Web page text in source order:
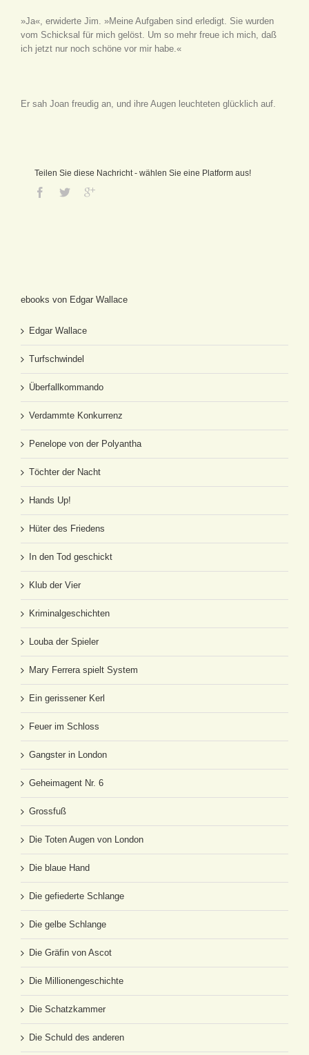
»Ja«, erwiderte Jim. »Meine Aufgaben sind erledigt. Sie wurden
vom Schicksal für mich gelöst. Um so mehr freue ich mich, daß
ich jetzt nur noch schöne vor mir habe.«
Er sah Joan freudig an, und ihre Augen leuchteten glücklich auf.
Teilen Sie diese Nachricht - wählen Sie eine Platform aus!
ebooks von Edgar Wallace
Edgar Wallace
Turfschwindel
Überfallkommando
Verdammte Konkurrenz
Penelope von der Polyantha
Töchter der Nacht
Hands Up!
Hüter des Friedens
In den Tod geschickt
Klub der Vier
Kriminalgeschichten
Louba der Spieler
Mary Ferrera spielt System
Ein gerissener Kerl
Feuer im Schloss
Gangster in London
Geheimagent Nr. 6
Grossfuß
Die Toten Augen von London
Die blaue Hand
Die gefiederte Schlange
Die gelbe Schlange
Die Gräfin von Ascot
Die Millionengeschichte
Die Schatzkammer
Die Schuld des anderen